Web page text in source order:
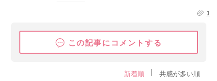
1
この記事にコメントする
新着順 共感が多い順